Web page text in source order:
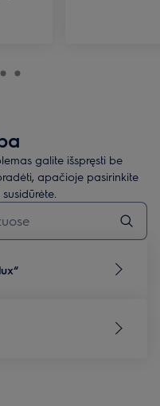
galite išspręsti be
apačioje pasirinkite
straipsnių